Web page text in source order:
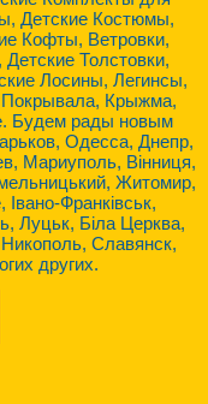
Детские Костюмы,
Кофты, Ветровки,
Толстовки,
Лосины, Легинсы,
Покрывала, Крыжма,
Будем рады новым
Одесса, Днепр,
Мариуполь, Вінниця,
Житомир,
Франківськ,
Луцьк, Біла Церква,
Славянск,
других.